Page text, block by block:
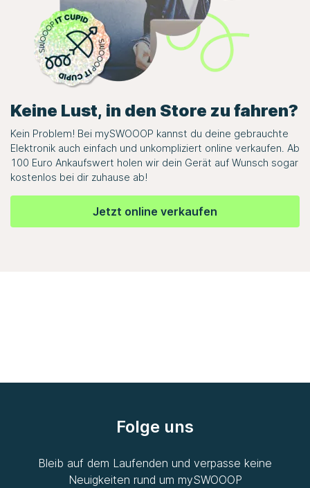
Keine Lust, in den Store zu fahren?
Kein Problem! Bei mySWOOOP kannst du deine gebrauchte
Elektronik auch einfach und unkompliziert online verkaufen. Ab
100 Euro Ankaufswert holen wir dein Gerät auf Wunsch sogar
kostenlos bei dir zuhause ab!
Jetzt online verkaufen
Folge uns
Bleib auf dem Laufenden und verpasse keine
Neuigkeiten rund um mySWOOOP